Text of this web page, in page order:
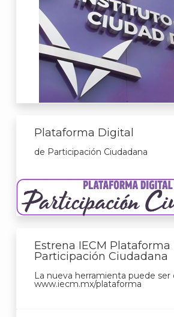
Plataforma Digital
de Participación Ciudadana
Estrena IECM
Participación Ciudadana
La nueva herramienta puede ser
www.iecm.mx/plataforma